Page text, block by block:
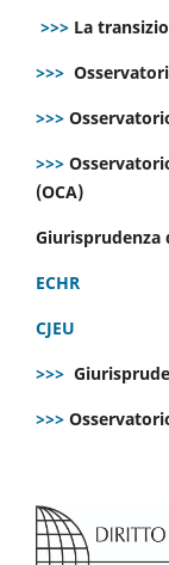
>>> La
>>>
>>>
>>>
(OCA)
Giurisprudenza
ECHR
CJEU
>>>
>>>